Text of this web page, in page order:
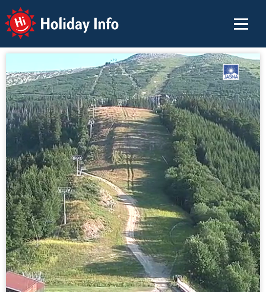
Holiday Info